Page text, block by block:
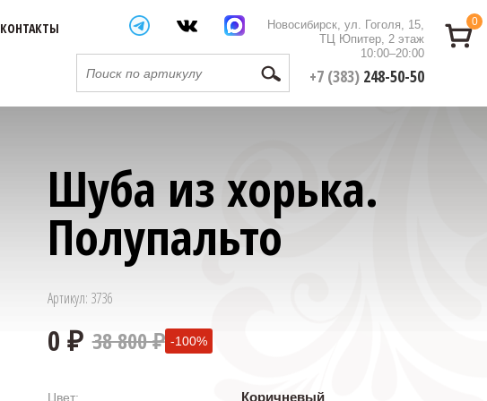
Новосибирск, ул. Гоголя, 15,
ТЦ Юпитер, 2 этаж
10:00–20:00
+7 (383) 248-50-50
КОНТАКТЫ 0
Шуба из хорька.
Полупальто
Артикул: 3736
38 800 ₽ -100%
Цвет: Коричневый